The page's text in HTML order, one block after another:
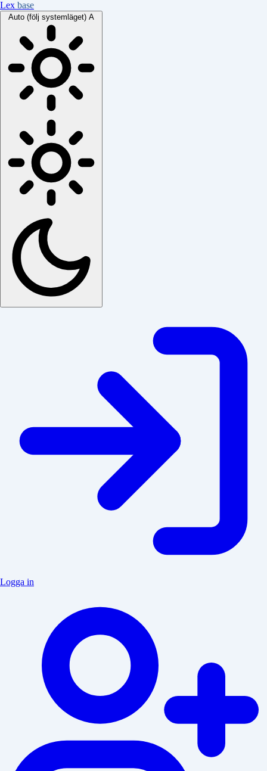
Lex base
Auto (följ systemläget) A
Logga in